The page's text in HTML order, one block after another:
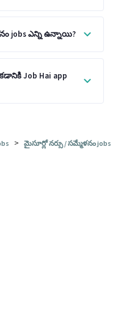
jobs ఎన్ని ఉన్నాయి?
Job Hai app
> మైసూర్లో నర్సు / సమ్మేళనం jobs